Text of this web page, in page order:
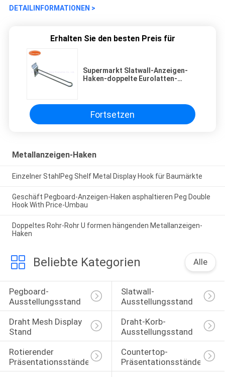
DETAILINFORMATIONEN >
Erhalten Sie den besten Preis für
Supermarkt Slatwall-Anzeigen-
Haken-doppelte Eurolatten-
Fortsetzen
Metallanzeigen-Haken
Einzelner StahlPeg Shelf Metal Display Hook für Baumärkte
Geschäft Pegboard-Anzeigen-Haken asphaltieren Peg Double
Hook With Price-Umbau
Doppeltes Rohr-Rohr U formen hängenden Metallanzeigen-
Haken
Beliebte Kategorien Alle
Pegboard-
Ausstellungsstand
Slatwall-
Ausstellungsstand
Draht Mesh Display
Stand
Draht-Korb-
Ausstellungsstand
Rotierender
Präsentationsständer
Countertop-
Präsentationsständer